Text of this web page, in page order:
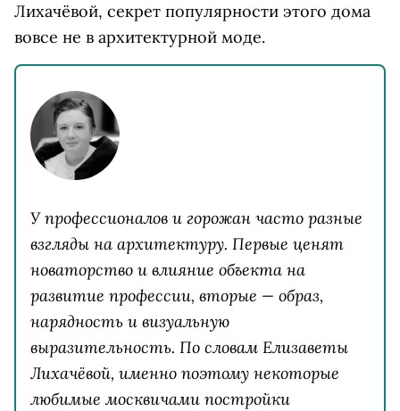
Лихачёвой, секрет популярности этого дома
вовсе не в архитектурной моде.
​У профессионалов и горожан часто разные
взгляды на архитектуру. Первые ценят
новаторство и влияние объекта на
развитие профессии, вторые — образ,
нарядность и визуальную
выразительность. По словам Елизаветы
Лихачёвой, именно поэтому некоторые
любимые москвичами постройки